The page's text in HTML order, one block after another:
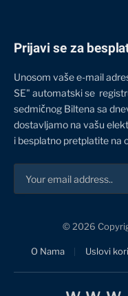
Prijavi se za
Unosom vaše e-mail
SE" automatski se
sedmičnog Biltena sa
dostavljamo na vašu
i besplatno pretplatite na
© 2026
O Nama Uslovi